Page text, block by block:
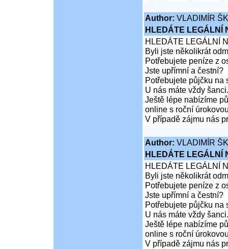
Author: VLADIMÍR
HLEDÁTE LEGÁLNÍ
HLEDÁTE LEGÁLNÍ
Byli jste několikrát
Potřebujete peníze z
Jste upřímní a čestní?
Potřebujete půjčku na
U nás máte vždy šanci.
Ještě lépe nabízíme
online s roční
V případě zájmu nás
Author: VLADIMÍR
HLEDÁTE LEGÁLNÍ
HLEDÁTE LEGÁLNÍ
Byli jste několikrát
Potřebujete peníze z
Jste upřímní a čestní?
Potřebujete půjčku na
U nás máte vždy šanci.
Ještě lépe nabízíme
online s roční
V případě zájmu nás